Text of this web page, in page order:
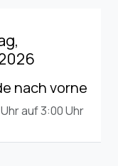
nach vorne
auf 3:00 Uhr